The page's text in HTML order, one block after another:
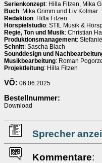
Serienkonzept: Hilla Fitzen, Mika
Buch: Mika Grimm und Liv Kolmar
Redaktion: Hilla Fitzen
Hörspielstudio: STIL Musik &
Regie, Ton und Musik: Christian
Produktionsmanagement:
Schnitt: Sascha Blach
Sounddesign und
Musikbearbeitung: Roman
Projektleitung: Hilla Fitzen
VÖ: 06.06.2025
Bestellnummer:
Download
Sprecher
Kommentare: